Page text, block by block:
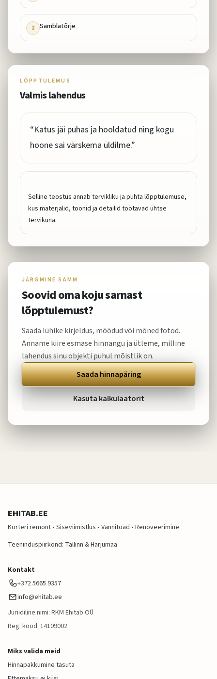
2 Samblatõrje
LÕPPTULEMUS
Valmis lahendus
“Katus jäi puhas ja hooldatud ning kogu
hoone sai värskema üldilme.”
Selline teostus annab tervikliku ja puhta lõpptulemuse,
kus materjalid, toonid ja detailid töötavad ühtse
tervikuna.
JÄRGMINE SAMM
Soovid oma koju sarnast
lõpptulemust?
Saada lühike kirjeldus, mõõdud või mõned fotod.
Anname kiire esmase hinnangu ja ütleme, milline
lahendus sinu objekti puhul mõistlik on.
Saada hinnapäring
Kasuta kalkulaatorit
EHITAB.EE
Korteri remont • Siseviimistlus • Vannitoad • Renoveerimine
Teeninduspiirkond: Tallinn & Harjumaa
Kontakt
+372 5665 9357
info@ehitab.ee
Juriidiline nimi: RKM Ehitab OÜ
Reg. kood: 14109002
Miks valida meid
Hinnapakkumine tasuta